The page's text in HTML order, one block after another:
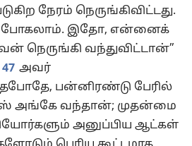
நேரம் நெருங்கிவிட்டது.
போகலாம். இதோ, என்னைக்
நெருங்கி வந்துவிட்டான்”
47 அவர்
பன்னிரண்டு பேரில்
அங்கே வந்தான்; முதன்மை
அனுப்பிய ஆட்கள்